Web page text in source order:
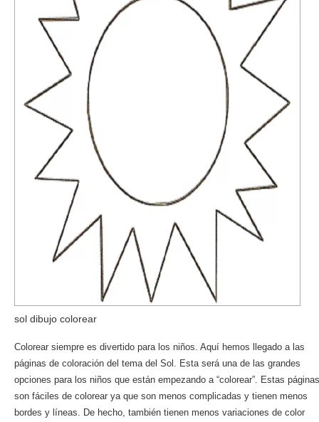
sol dibujo colorear
Colorear siempre es divertido para los niños. Aquí hemos llegado a las
páginas de coloración del tema del Sol. Esta será una de las grandes
opciones para los niños que están empezando a “colorear”. Estas páginas
son fáciles de colorear ya que son menos complicadas y tienen menos
bordes y líneas. De hecho, también tienen menos variaciones de color